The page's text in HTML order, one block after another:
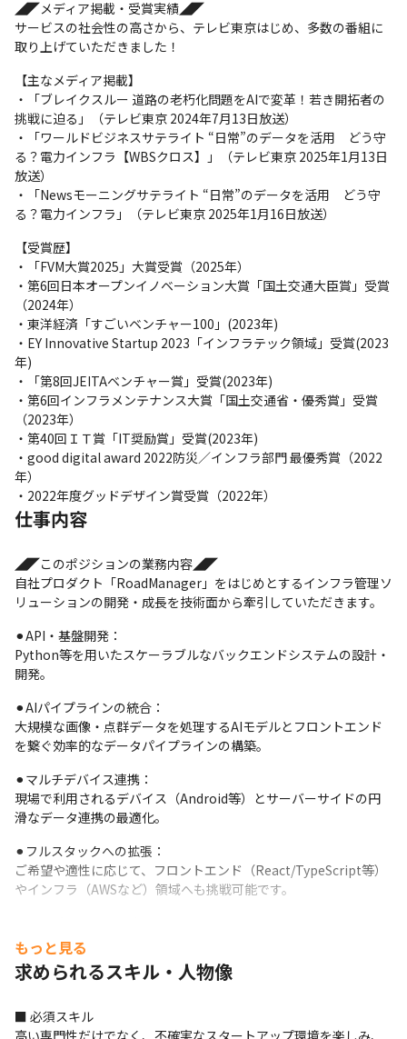
◢◤メディア掲載・受賞実績◢◤
サービスの社会性の高さから、テレビ東京はじめ、多数の番組に
取り上げていただきました！
【主なメディア掲載】
・「ブレイクスルー 道路の老朽化問題をAIで変革！若き開拓者の
挑戦に迫る」（テレビ東京 2024年7月13日放送）
・「ワールドビジネスサテライト “日常”のデータを活用　どう守
る？電力インフラ【WBSクロス】」（テレビ東京 2025年1月13日
放送）
・「Newsモーニングサテライト “日常”のデータを活用　どう守
る？電力インフラ」（テレビ東京 2025年1月16日放送）
【受賞歴】
・「FVM大賞2025」大賞受賞（2025年）
・第6回日本オープンイノベーション大賞「国土交通大臣賞」受賞
（2024年）
・東洋経済「すごいベンチャー100」(2023年)
・EY Innovative Startup 2023「インフラテック領域」受賞(2023
年)
・「第8回JEITAベンチャー賞」受賞(2023年)
・第6回インフラメンテナンス大賞「国土交通省・優秀賞」受賞
（2023年）
・第40回ＩＴ賞「IT奨励賞」受賞(2023年)
・good digital award 2022防災／インフラ部門 最優秀賞（2022
年）
・2022年度グッドデザイン賞受賞（2022年）
仕事内容
◢◤このポジションの業務内容◢◤
自社プロダクト「RoadManager」をはじめとするインフラ管理ソ
リューションの開発・成長を技術面から牽引していただきます。
⚫︎API・基盤開発：
Python等を用いたスケーラブルなバックエンドシステムの設計・
開発。
⚫︎AIパイプラインの統合：
大規模な画像・点群データを処理するAIモデルとフロントエンド
を繋ぐ効率的なデータパイプラインの構築。
⚫︎マルチデバイス連携：
現場で利用されるデバイス（Android等）とサーバーサイドの円
滑なデータ連携の最適化。
⚫︎フルスタックへの拡張：
ご希望や適性に応じて、フロントエンド（React/TypeScript等）
やインフラ（AWSなど）領域へも挑戦可能です。
コードレビューやCI/CDの整備を通じた、チーム全体の開発品質の
底上げ。
実際に当社の開発組織をリードしているエンジニアリングマネー
ジャーのインタビュー記事を公開しています。
もっと見る
求められるスキル・人物像
■ 必須スキル
高い専門性だけでなく、不確実なスタートアップ環境を楽しみ、